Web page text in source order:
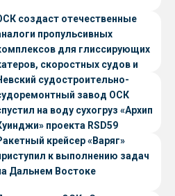
создаст отечественные
пропульсивных
для глиссирующих
скоростных судов и
с малой осадкой
судостроительно-
завод ОСК
на воду сухогруз «Архип
проекта RSD59
крейсер «Варяг»
к выполнению задач
Дальнем Востоке